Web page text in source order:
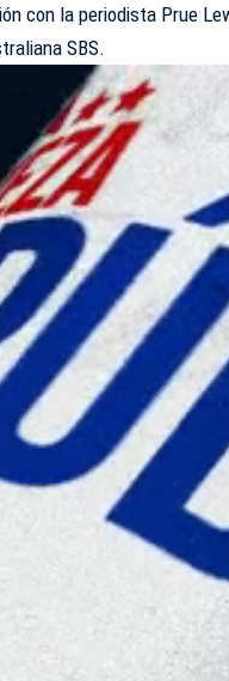
con la periodista Prue
SBS.